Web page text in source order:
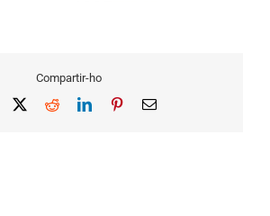
Compartir-ho
Facebook RedditLinkedInPinterestEmail